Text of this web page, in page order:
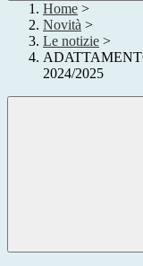
Home >
Novità >
Le notizie >
2024/2025